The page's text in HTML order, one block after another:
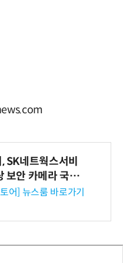
SK네트웍스서비
보안 카메라 국내
파트너십 체결
어] 뉴스룸 바로가기